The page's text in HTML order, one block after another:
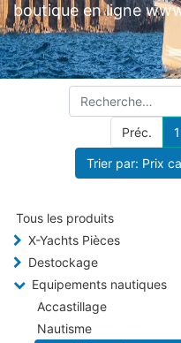
Préc. 1
Trier par: Prix
Tous les produits
X-Yachts Pièces
Destockage
Equipements nautiques
Accastillage
Nautisme